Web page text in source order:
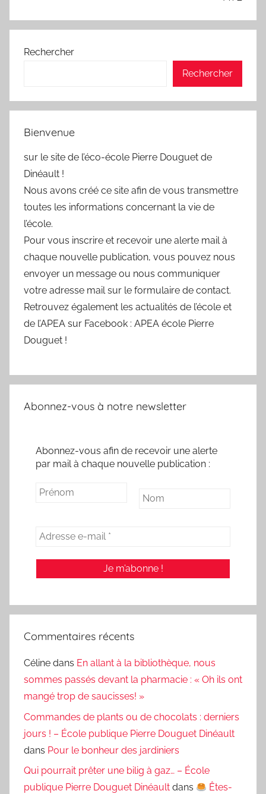
Rechercher
Rechercher
Bienvenue
sur le site de l’éco-école Pierre Douguet de
Dinéault !
Nous avons créé ce site afin de vous transmettre
toutes les informations concernant la vie de
l’école.
Pour vous inscrire et recevoir une alerte mail à
chaque nouvelle publication, vous pouvez nous
envoyer un message ou nous communiquer
votre adresse mail sur le formulaire de contact.
Retrouvez également les actualités de l’école et
de l’APEA sur Facebook : APEA école Pierre
Douguet !
Abonnez-vous à notre newsletter
Abonnez-vous afin de recevoir une alerte
par mail à chaque nouvelle publication :
Commentaires récents
Céline dans En allant à la bibliothèque, nous
sommes passés devant la pharmacie : « Oh ils ont
mangé trop de saucisses! »
Commandes de plants ou de chocolats : derniers
jours ! – École publique Pierre Douguet Dinéault
dans Pour le bonheur des jardiniers
Qui pourrait prêter une bilig à gaz… – École
publique Pierre Douguet Dinéault dans
Êtes-